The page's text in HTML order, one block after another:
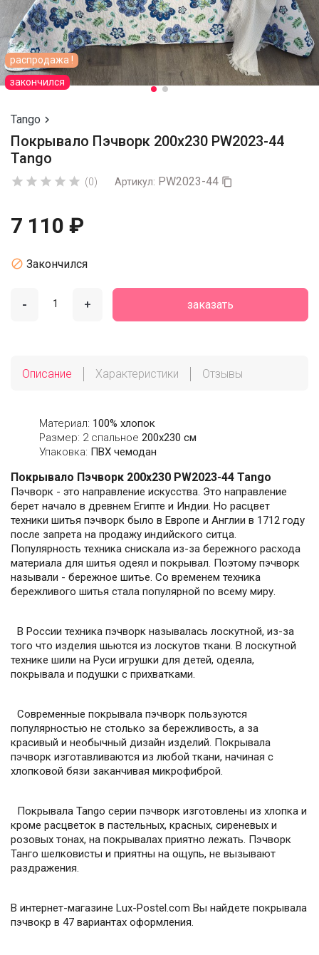
распродажа !
закончился
Tango 
Покрывало Пэчворк 200х230 PW2023-44
Tango
     (0) Артикул: PW2023-44 
7 110 ₽
 Закончился
- + заказать
Описание Характеристики Отзывы
Материал: 100% хлопок
Размер: 2 спальное 200х230 см
Упаковка: ПВХ чемодан
Покрывало Пэчворк 200х230 PW2023-44 Tango
Пэчворк - это направление искусства. Это направление
берет начало в древнем Египте и Индии. Но расцвет
техники шитья пэчворк было в Европе и Англии в 1712 году
после запрета на продажу индийского ситца.
Популярность техника снискала из-за бережного расхода
материала для шитья одеял и покрывал. Поэтому пэчворк
называли - бережное шитье. Со временем техника
бережливого шитья стала популярной по всему миру.
В России техника пэчворк называлась лоскутной, из-за
того что изделия шьются из лоскутов ткани. В лоскутной
технике шили на Руси игрушки для детей, одеяла,
покрывала и подушки с прихватками.
Современные покрывала пэчворк пользуются
популярностью не столько за бережливость, а за
красивый и необычный дизайн изделий. Покрывала
пэчворк изготавливаются из любой ткани, начиная с
хлопковой бязи заканчивая микрофиброй.
Покрывала Tango серии пэчворк изготовлены из хлопка и
кроме расцветок в пастельных, красных, сиреневых и
розовых тонах, на покрывалах приятно лежать. Пэчворк
Танго шелковисты и приятны на ощупь, не вызывают
раздражения.
В интернет-магазине Lux-Postel.com Вы найдете покрывала
пэчвокр в 47 вариантах оформления.